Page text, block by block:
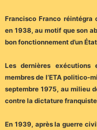
Francisco Franco
en 1938, au motif que son
bon fonctionnement d’un
Les dernières exécutions
membres de l’ETA politico-
septembre 1975, au milieu
contre la dictature
En 1939, après la guerre